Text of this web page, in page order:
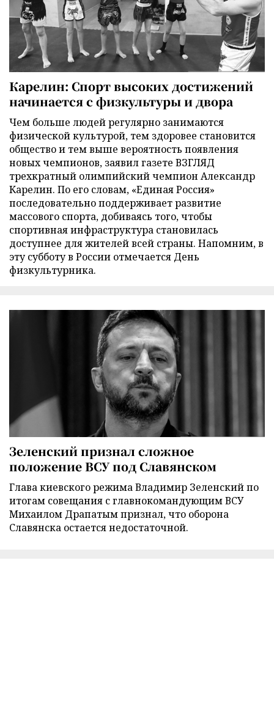
Карелин: Спорт высоких достижений
начинается с физкультуры и двора
Чем больше людей регулярно занимаются
физической культурой, тем здоровее становится
общество и тем выше вероятность появления
новых чемпионов, заявил газете ВЗГЛЯД
трехкратный олимпийский чемпион Александр
Карелин. По его словам, «Единая Россия»
последовательно поддерживает развитие
массового спорта, добиваясь того, чтобы
спортивная инфраструктура становилась
доступнее для жителей всей страны. Напомним, в
эту субботу в России отмечается День
физкультурника.
Зеленский признал сложное
положение ВСУ под Славянском
Глава киевского режима Владимир Зеленский по
итогам совещания с главнокомандующим ВСУ
Михаилом Драпатым признал, что оборона
Славянска остается недостаточной.